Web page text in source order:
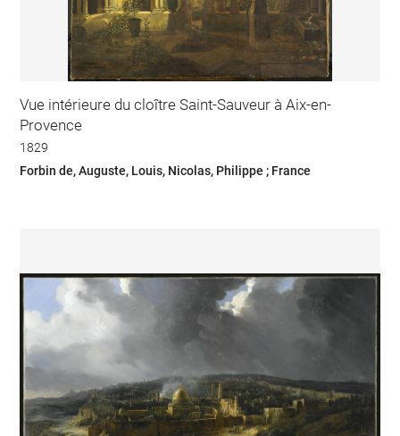
Vue intérieure du cloître Saint-Sauveur à Aix-en-
Provence
1829
Forbin de, Auguste, Louis, Nicolas, Philippe ; France